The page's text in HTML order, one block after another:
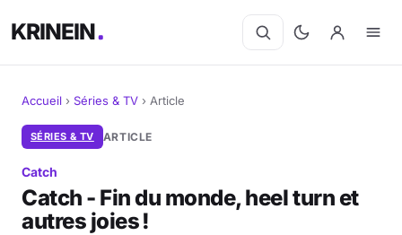
KRINEIN
Cinéma
Séries
Manga
Accueil › Séries & TV › Article
SÉRIES & TV ARTICLE
Catch
Catch - Fin du monde, heel turn et
autres joies !